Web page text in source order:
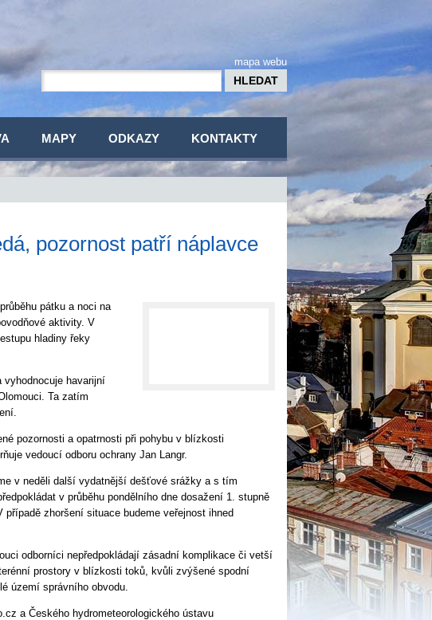
mapa webu
MAPY ODKAZY KONTAKTY
pozornost patří náplavce
pátku a noci na
aktivity. V
hladiny řeky
havarijní
Ta zatím
pozornosti a opatrnosti při pohybu v blízkosti
vedoucí odboru ochrany Jan Langr.
v neděli další vydatnější dešťové srážky a s tím
v průběhu pondělního dne dosažení 1. stupně
zhoršení situace budeme veřejnost ihned
odborníci nepředpokládají zásadní komplikace či vetší
prostory v blízkosti toků, kvůli zvýšené spodní
území správního obvodu.
a Českého hydrometeorologického ústavu